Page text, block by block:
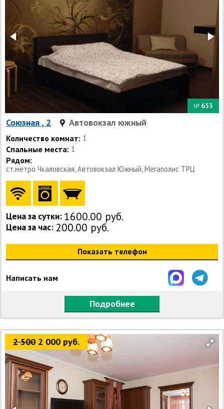
№ 653
Союзная , 2 Автовокзал южный
Количество комнат: 1
Спальные места: 1
Рядом:
ст.метро Чкаловская, Автовокзал Южный, Мегаполис ТРЦ
Цена за сутки: 1600.00 руб.
Цена за час: 200.00 руб.
Показать телефон
Написать нам
Подробнее
2 500 2 000 руб.